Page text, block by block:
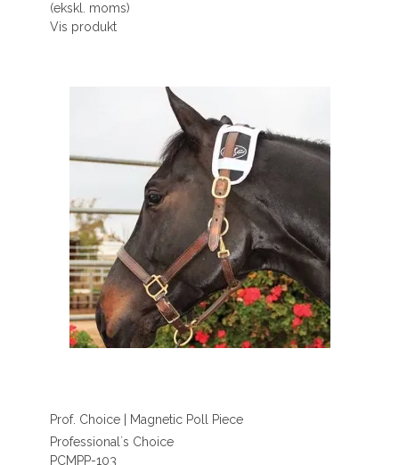
(ekskl. moms)
Vis produkt
Prof. Choice | Magnetic Poll Piece
Professional´s Choice
PCMPP-103